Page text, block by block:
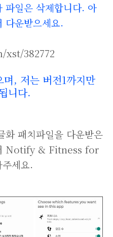
파일은 삭제합니다. 아
다운받으세요.
382772
, 저는 버전1까지만
니다.
화 패치파일을 다운받은
Notify & Fitness for
세요.